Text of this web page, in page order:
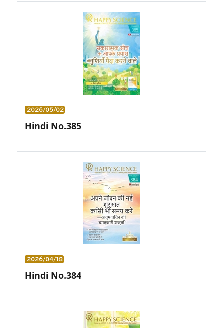
2026/05/02
Hindi No.385
2026/04/18
Hindi No.384